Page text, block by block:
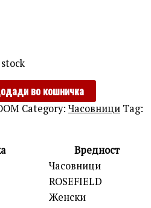
во кошничка
Category: Часовници Tag:
Вредност
Часовници
ROSEFIELD
Женски